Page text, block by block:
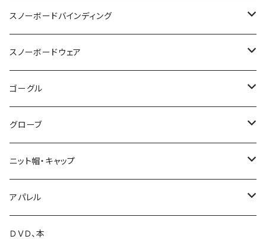
24-25 OGASAKA
25-26 OGASAKA
SCOOTER
24-25 SCOOTER
25-26 SCOOTER
YONEX
23-24 YONEX
24-25 YONEX
011 Artistic
BC STREAM
23-24 BC STREAM
24-25 BC STREAM
UNIT
23-24 UNIT
24-25 UNIT
GENTEMSTICK
18-19 GENTEMSTICK
FIELDEARTH
DEELUXE
24-25 DEELUXE
25-26 DEELUXE
BURTON
K2 TT snowsurfer boots
23-24 K2 TT Snowsurfer Boots
24-25 K2 TT Snowsufer Boots
スノーボードバインディング
BURTON
UNION
24-25 UNION
25-26 UNION
FLUX
24-25 FLUX
25-26 FLUX
SP BINDING
NOW BINDINGS
SPARK R&D
スノーボードウェア
VOLCOM
GREEN CLOTHING
DAKAINE
P.RHYTHM
TETON BROS.
ゴーグル
OAKLEY
DRAGON
DICE
BANK
SWANS
グローブ
EB'S
VOLCOM
DAKINE
ニット帽・キャップ
LADE Beanie
ファイントラック
アパレル
VOLCOM
ＤＶＤ、本